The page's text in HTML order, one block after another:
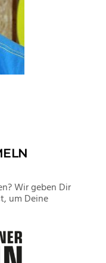
Wir geben Dir
um Deine